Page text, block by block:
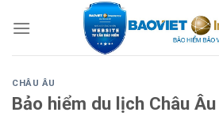
CHÂU ÂU
Bảo hiểm du lịch Châu